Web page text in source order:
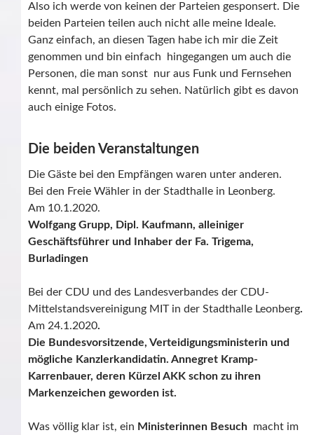
Also ich werde von keinen der Parteien gesponsert. Die
beiden Parteien teilen auch nicht alle meine Ideale.
Ganz einfach, an diesen Tagen habe ich mir die Zeit
genommen und bin einfach hingegangen um auch die
Personen, die man sonst nur aus Funk und Fernsehen
kennt, mal persönlich zu sehen. Natürlich gibt es davon
auch einige Fotos.
Die beiden Veranstaltungen
Die Gäste bei den Empfängen waren unter anderen.
Bei den Freie Wähler in der Stadthalle in Leonberg.
Am 10.1.2020.
Wolfgang Grupp, Dipl. Kaufmann, alleiniger
Geschäftsführer und Inhaber der Fa. Trigema,
Burladingen
Bei der CDU und des Landesverbandes der CDU-
Mittelstandsvereinigung MIT in der Stadthalle Leonberg.
Am 24.1.2020.
Die Bundesvorsitzende, Verteidigungsministerin und
mögliche Kanzlerkandidatin. Annegret Kramp-
Karrenbauer, deren Kürzel AKK schon zu ihren
Markenzeichen geworden ist.
Was völlig klar ist, ein Ministerinnen Besuch macht im